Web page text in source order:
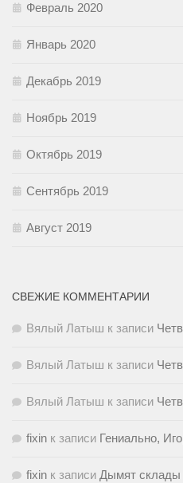
Февраль 2020
Январь 2020
Декабрь 2019
Ноябрь 2019
Октябрь 2019
Сентябрь 2019
Август 2019
СВЕЖИЕ КОММЕНТАРИИ
Вялый Латыш к записи
Вялый Латыш к записи
Вялый Латыш к записи
fixin к записи Гениально,
fixin к записи Дымят склады